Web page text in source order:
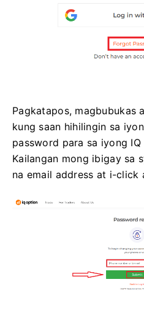
Pagkatapos, magbubukas
kung saan hihilingin sa
password para sa iyong
Kailangan mong ibigay sa
na email address at i-click